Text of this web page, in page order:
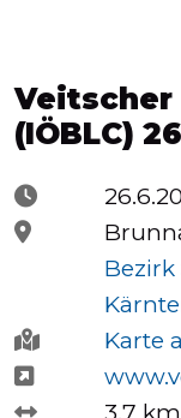
Wien
Virtuelle
Kinder
events
Veitscher
(IÖBLC)
Bezirk
Karte